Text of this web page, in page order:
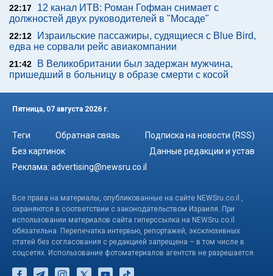
22:17
12 канал ИТВ: Роман Гофман снимает с
должностей двух руководителей в "Мосаде"
22:12
Израильские пассажиры, судящиеся с Blue Bird,
едва не сорвали рейс авиакомпании
21:42
В Великобритании был задержан мужчина,
пришедший в больницу в образе смерти с косой
Пятница, 07 августа 2026 г.
Теги Обратная связь
Подписка на новости (RSS)
Без картинок
Данные редакции и устав
Реклама: advertising@newsru.co.il
Все права на материалы, опубликованные на сайте NEWSru.co.il ,
охраняются в соответствии с законодательством Израиля. При
использовании материалов сайта гиперссылка на NEWSru.co.il
обязательна. Перепечатка интервью, репортажей, эксклюзивных
статей без согласования с редакцией запрещена – в том числе в
соцсетях. Использование фотоматериалов агентств не разрешается.